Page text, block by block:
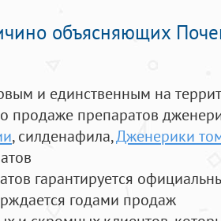
объясняющих
и единственным на
продаже препаратов
, силденафила,Дженерики
гарантируется
годами продаж